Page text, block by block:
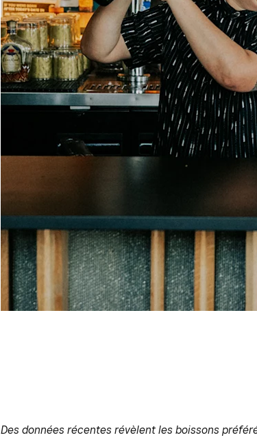
Des données récentes révèlent les boissons